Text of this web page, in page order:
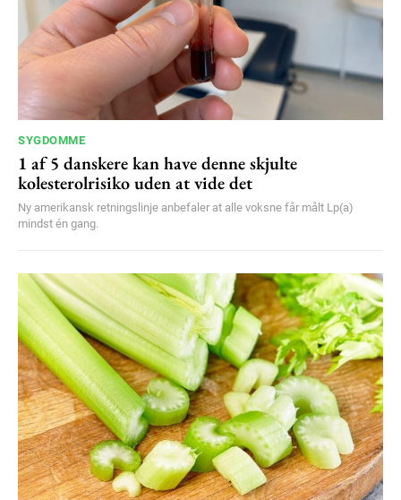
SYGDOMME
1 af 5 danskere kan have denne skjulte
kolesterolrisiko uden at vide det
Ny amerikansk retningslinje anbefaler at alle voksne får målt Lp(a)
mindst én gang.